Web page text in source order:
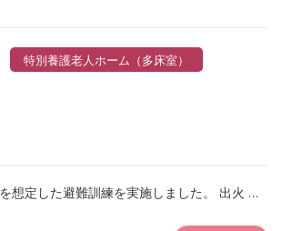
特別養護老人ホーム（多床室）
想定した避難訓練を実施しました。 出火 …